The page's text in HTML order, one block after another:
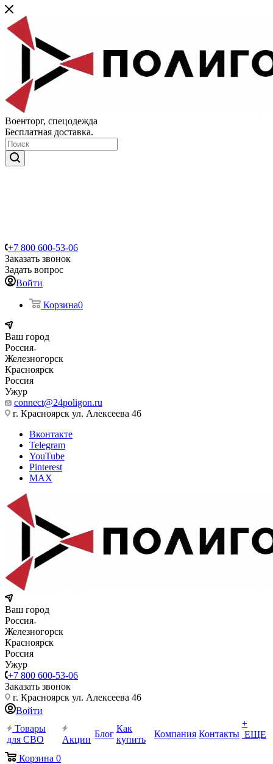
Военторг, спецодежда
Бесплатная доставка.
+7 800 600-53-06
Заказать звонок
Задать вопрос
Войти
Корзина0
Ваш город
Россия
Железногорск
Красноярск
Россия
Ужур
connect@24poligon.ru
г. Красноярск ул. Алексеева 46
Вконтакте
Telegram
YouTube
Pinterest
MAX
Ваш город
Россия
Железногорск
Красноярск
Россия
Ужур
+7 800 600-53-06
Заказать звонок
г. Красноярск ул. Алексеева 46
Войти
Товары
для СВО
Акции
Блог
Как
купить
Компания Контакты
+
ЕЩЕ
Корзина 0